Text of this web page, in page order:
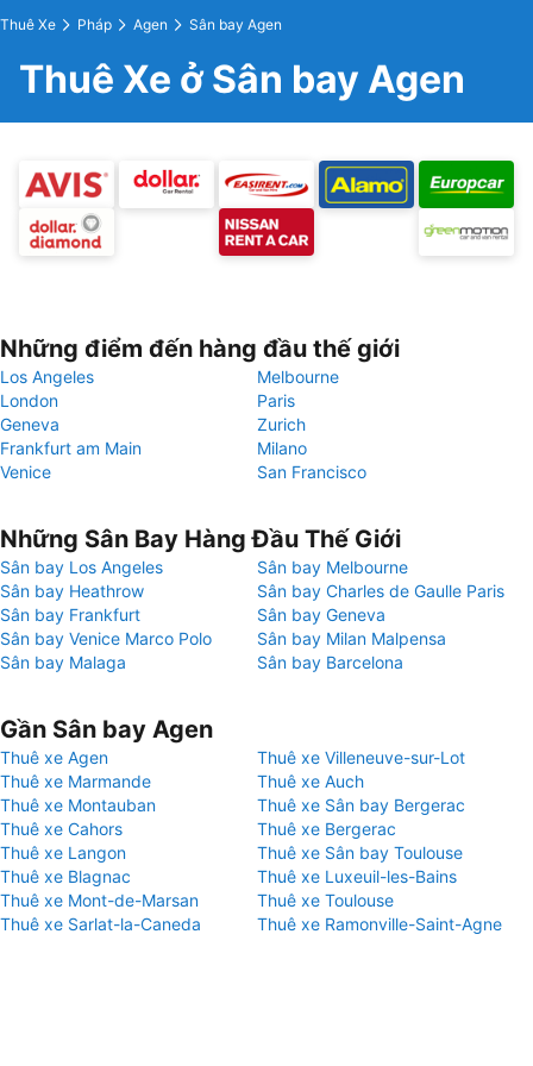
Thuê Xe Pháp Agen Sân bay Agen
Thuê Xe ở Sân bay Agen
Những điểm đến hàng đầu thế giới
Los Angeles
Melbourne
London
Paris
Geneva
Zurich
Frankfurt am Main
Milano
Venice
San Francisco
Những Sân Bay Hàng Đầu Thế Giới
Sân bay Los Angeles
Sân bay Melbourne
Sân bay Heathrow
Sân bay Charles de Gaulle Paris
Sân bay Frankfurt
Sân bay Geneva
Sân bay Venice Marco Polo
Sân bay Milan Malpensa
Sân bay Malaga
Sân bay Barcelona
Gần Sân bay Agen
Thuê xe Agen
Thuê xe Villeneuve-sur-Lot
Thuê xe Marmande
Thuê xe Auch
Thuê xe Montauban
Thuê xe Sân bay Bergerac
Thuê xe Cahors
Thuê xe Bergerac
Thuê xe Langon
Thuê xe Sân bay Toulouse
Thuê xe Blagnac
Thuê xe Luxeuil-les-Bains
Thuê xe Mont-de-Marsan
Thuê xe Toulouse
Thuê xe Sarlat-la-Caneda
Thuê xe Ramonville-Saint-Agne